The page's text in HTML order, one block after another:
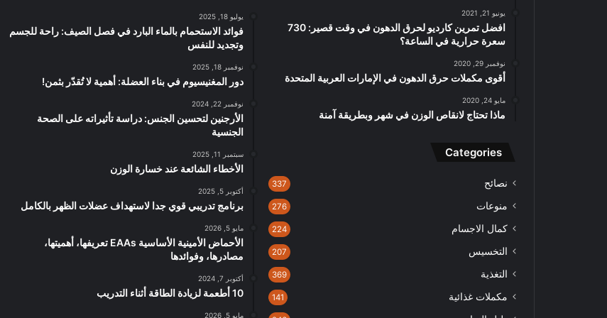
يونيو 21, 2021
افضل تمرين كارديو لحرق الدهون في وقت قصير: 730
سعرة حرارية في الساعة؟
نوفمبر 29, 2020
أقوى مكملات حرق الدهون في الإمارات العربية المتحدة
مايو 24, 2020
ماذا تحتاج لانقاص الوزن في شهر وبطريقة آمنة
Categories
نصائح 337
منوعات 276
كمال الاجسام 224
التخسيس 207
التغذية 369
مكملات غذائية 141
يوليو 18, 2025
فوائد الاستحمام بالماء البارد في فصل الصيف: راحة للجسم
وتجديد للنفس
نوفمبر 18, 2025
دور المغنيسيوم في بناء العضلة: أهمية لا تُقدّر بثمن!
نوفمبر 22, 2024
الأرجنين لتحسين الجنس: دراسة تأثيراته على الصحة
الجنسية
سبتمبر 11, 2025
الأخطاء الشائعة عند خسارة الوزن
أكتوبر 5, 2025
برنامج تدريبي قوي جدا لاستهداف عضلات الظهر بالكامل
مايو 5, 2026
الأحماض الأمينية الأساسية EAAs تعريفها، أهميتها،
مصادرها، وفوائدها
أكتوبر 7, 2024
10 أطعمة لزيادة الطاقة أثناء التدريب
مايو 5, 2026